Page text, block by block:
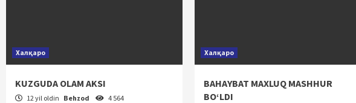
Халқаро
KUZGUDA OLAM AKSI
12 yil oldin Behzod 4 564
Халқаро
BAHAYBAT MAXLUQ MASHHUR
BO‘LDI